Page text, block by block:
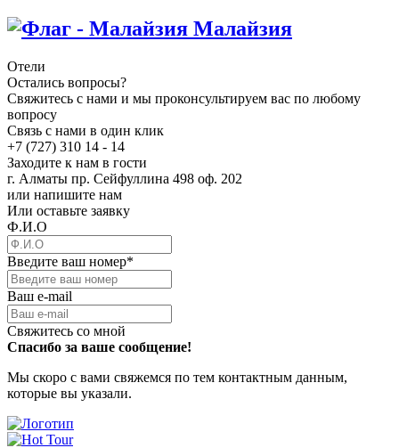
Малайзия
Отели
Остались вопросы?
Свяжитесь с нами и мы проконсультируем вас по любому
вопросу
Связь с нами в один клик
+7 (727) 310 14 - 14
Заходите к нам в гости
г. Алматы пр. Сейфуллина 498 оф. 202
или напишите нам
Или оставьте заявку
Ф.И.О
Введите ваш номер*
Ваш e-mail
Свяжитесь со мной
Спасибо за ваше сообщение!
Мы скоро с вами свяжемся по тем контактным данным,
которые вы указали.